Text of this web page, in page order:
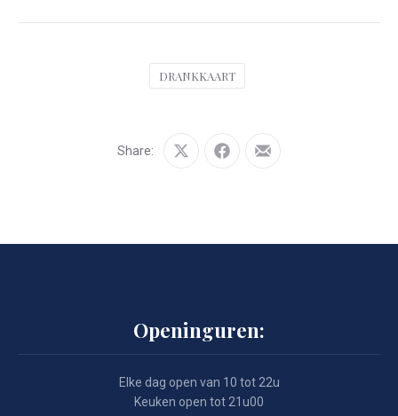
DRANKKAART
Share: Share Share Share
Openinguren:
Elke dag open van 10 tot 22u
Keuken open tot 21u00